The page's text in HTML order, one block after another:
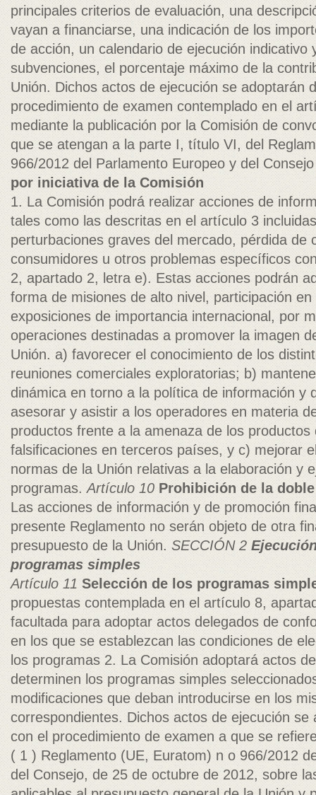
principales criterios de evaluación, una
vayan a financiarse, una indicación de los
de acción, un calendario de ejecución indicativo
subvenciones, el porcentaje máximo de la
Unión. Dichos actos de ejecución se adoptarán
procedimiento de examen contemplado en el
mediante la publicación por la Comisión de
que se atengan a la parte I, título VI, del
966/2012 del Parlamento Europeo y del
por iniciativa de la Comisión
1. La Comisión podrá realizar acciones de
tales como las descritas en el artículo 3
perturbaciones graves del mercado, pérdida de
consumidores u otros problemas específicos
2, apartado 2, letra e). Estas acciones podrán
forma de misiones de alto nivel, participación
exposiciones de importancia internacional, por
operaciones destinadas a promover la imagen
Unión. a) favorecer el conocimiento de los
reuniones comerciales exploratorias; b)
dinámica en torno a la política de información y
asesorar y asistir a los operadores en materia
productos frente a la amenaza de los productos
falsificaciones en terceros países, y c) mejorar
normas de la Unión relativas a la elaboración y
programas. Artículo 10 Prohibición de la
Las acciones de información y de promoción
presente Reglamento no serán objeto de otra
presupuesto de la Unión. SECCIÓN 2
programas simples
Artículo 11 Selección de los programas
propuestas contemplada en el artículo 8,
facultada para adoptar actos delegados de
en los que se establezcan las condiciones de
los programas 2. La Comisión adoptará actos
determinen los programas simples
modificaciones que deban introducirse en los
correspondientes. Dichos actos de ejecución
con el procedimiento de examen a que se
( 1 ) Reglamento (UE, Euratom) n o 966/2012
del Consejo, de 25 de octubre de 2012, sobre